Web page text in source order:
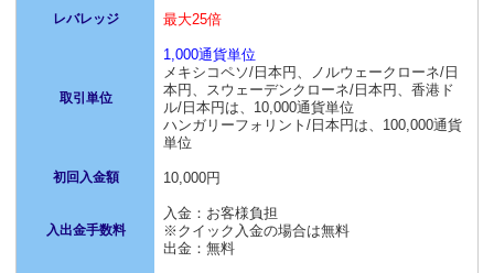
レバレッジ 最大25倍
取引単位
1,000通貨単位
メキシコペソ/日本円、ノルウェークローネ/日
本円、スウェーデンクローネ/日本円、香港ド
ル/日本円は、10,000通貨単位
ハンガリーフォリント/日本円は、100,000通貨
単位
初回入金額 10,000円
入出金手数料
入金：お客様負担
※クイック入金の場合は無料
出金：無料